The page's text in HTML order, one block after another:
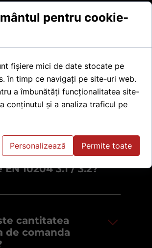
aliat, iar printre acestea
tevi sudate si fara sudura,
flanse sudabile si
lucrati
flanse?
certificate de
10204 3.1 / 3.2?
cantitatea
de comanda
pentru cookie-
fișiere mici de date stocate pe
în timp ce navigați pe site-uri web.
a îmbunătăți funcționalitatea site-
conținutul și a analiza traficul pe
Personalizează Permite toate